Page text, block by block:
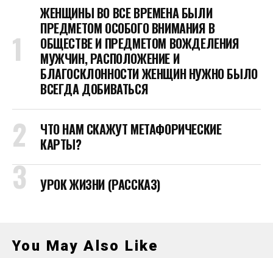
ЖЕНЩИНЫ ВО ВСЕ ВРЕМЕНА БЫЛИ
ПРЕДМЕТОМ ОСОБОГО ВНИМАНИЯ В
ОБЩЕСТВЕ И ПРЕДМЕТОМ ВОЖДЕЛЕНИЯ
МУЖЧИН, РАСПОЛОЖЕНИЕ И
БЛАГОСКЛОННОСТИ ЖЕНЩИН НУЖНО БЫЛО
ВСЕГДА ДОБИВАТЬСЯ
ЧТО НАМ СКАЖУТ МЕТАФОРИЧЕСКИЕ
КАРТЫ?
УРОК ЖИЗНИ (РАССКАЗ)
You May Also Like